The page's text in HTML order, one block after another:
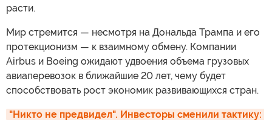
расти.
Мир стремится — несмотря на Дональда Трампа и его
протекционизм — к взаимному обмену. Компании
Airbus и Boeing ожидают удвоения объема грузовых
авиаперевозок в ближайшие 20 лет, чему будет
способствовать рост экономик развивающихся стран.
"Никто не предвидел". Инвесторы сменили тактику: